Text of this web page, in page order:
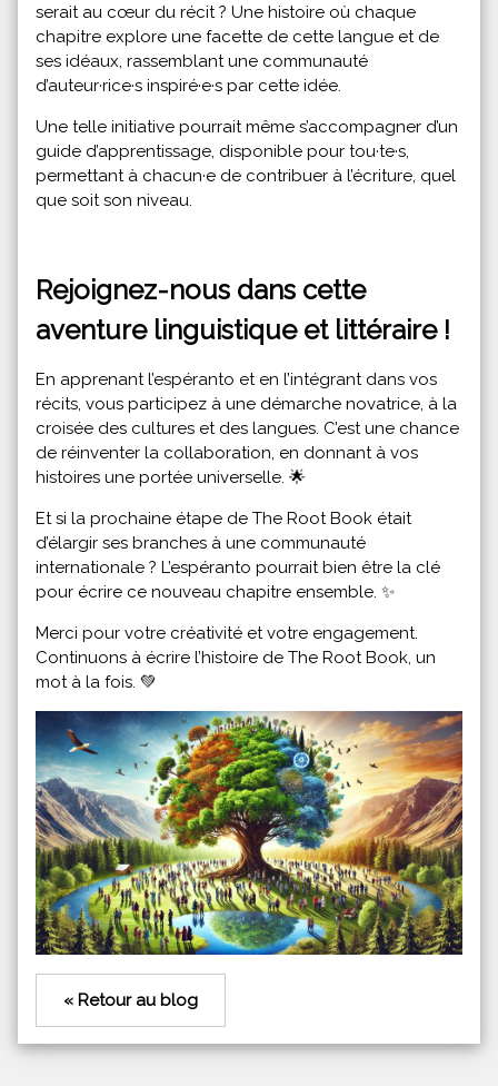
serait au cœur du récit ? Une histoire où chaque
chapitre explore une facette de cette langue et de
ses idéaux, rassemblant une communauté
d’auteur·rice·s inspiré·e·s par cette idée.
Une telle initiative pourrait même s’accompagner d’un
guide d’apprentissage, disponible pour tou·te·s,
permettant à chacun·e de contribuer à l’écriture, quel
que soit son niveau.
Rejoignez-nous dans cette
aventure linguistique et littéraire !
En apprenant l’espéranto et en l’intégrant dans vos
récits, vous participez à une démarche novatrice, à la
croisée des cultures et des langues. C’est une chance
de réinventer la collaboration, en donnant à vos
histoires une portée universelle. 🌟
Et si la prochaine étape de The Root Book était
d’élargir ses branches à une communauté
internationale ? L’espéranto pourrait bien être la clé
pour écrire ce nouveau chapitre ensemble. ✨
Merci pour votre créativité et votre engagement.
Continuons à écrire l’histoire de The Root Book, un
mot à la fois. 💚
« Retour au blog